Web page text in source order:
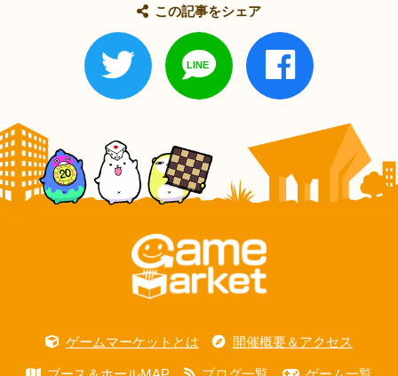
この記事をシェア
ゲームマーケットとは 開催概要＆アクセス